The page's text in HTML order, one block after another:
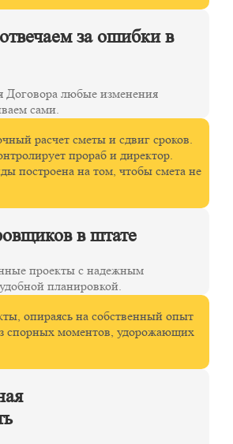
за ошибки в
Договора любые изменения
сами.
расчет сметы и сдвиг сроков.
прораб и директор.
построена на том, чтобы смета не
в штате
проекты с надежным
планировкой.
опираясь на собственный опыт
спорных моментов, удорожающих